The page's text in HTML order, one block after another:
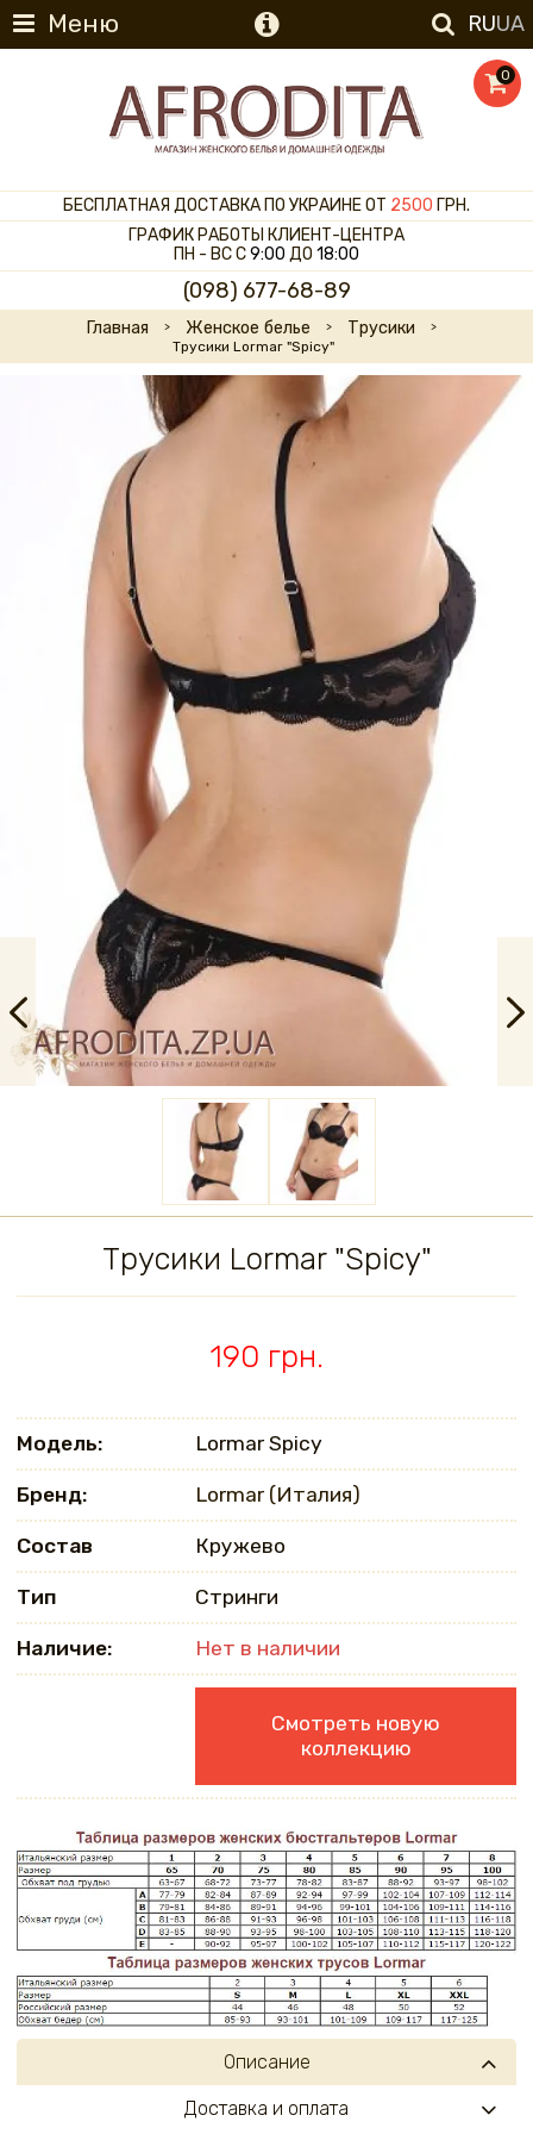
Меню RUUA
0
БЕСПЛАТНАЯ ДОСТАВКА ПО УКРАИНЕ ОТ 2500 ГРН.
ГРАФИК РАБОТЫ КЛИЕНТ-ЦЕНТРА
ПН - ВС С9:00 ДО 18:00
(098) 677-68-89
Главная Женское белье Трусики
Трусики Lormar "Spicy"
Трусики Lormar "Spicy"
190 грн.
Модель: Lormar Spicy
Бренд: Lormar (Италия)
Состав Кружево
Тип Стринги
Наличие: Нет в наличии
Смотреть новую
коллекцию
Описание
Доставка и оплата